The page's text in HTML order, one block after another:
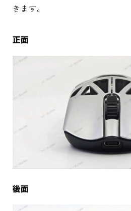
きます。
正面
後面